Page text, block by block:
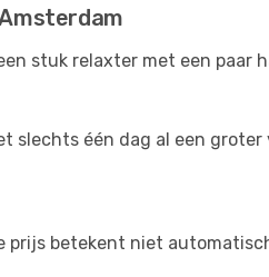
stuk relaxter met een paar
één dag al een
prijs betekent niet